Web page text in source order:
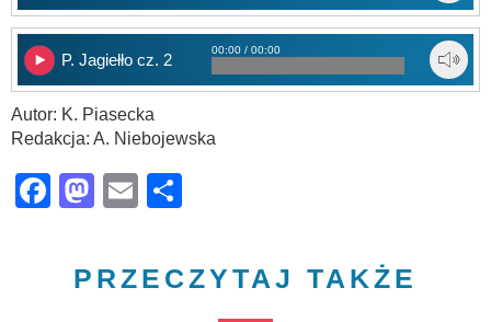
P. Jagiełło cz. 2
00:00 / 00:00
Autor: K. Piasecka
Redakcja: A. Niebojewska
Facebook
Mastodon
Email
PRZECZYTAJ TAKŻE